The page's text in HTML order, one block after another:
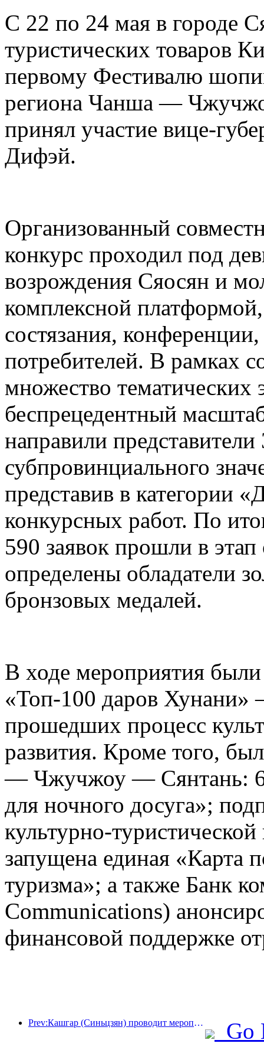
С 22 по 24 мая в городе
туристических товаров
первому Фестивалю
региона Чанша —
принял участие вице-
Дифэй.
Организованный
конкурс проходил под
возрождения Сяосян и
комплексной
состязания,
потребителей. В рамках
множество тематических
беспрецедентный
направили
субпровинциального
представив в категории
конкурсных работ. По
590 заявок прошли в
определены обладатели
бронзовых медалей.
В ходе мероприятия были
«Топ-100 даров Хунани»
прошедших процесс
развития. Кроме того,
— Чжучжоу — Сянтань:
для ночного досуга»;
культурно-
запущена единая «Карта
туризма»; а также Банк
Communications)
финансовой поддержке
Prev:Кашгар (Синьцзян) проводит мероприятие по продвижению туризма с целью содействия межэтническому обмену. Go